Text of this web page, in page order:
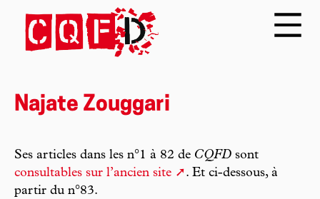
Najate Zouggari
Ses articles dans les n°1 à 82 de CQFD sont
consultables sur l’ancien site
. Et ci-dessous, à
partir du n°83.